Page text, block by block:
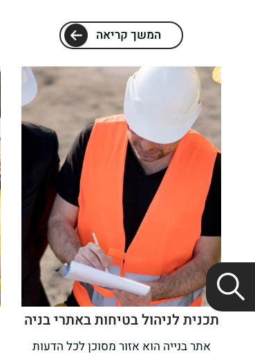
המשך קריאה
תכנית לניהול בטיחות באתרי בניה
אתר בנייה הוא אזור מסוכן לכל הדעות